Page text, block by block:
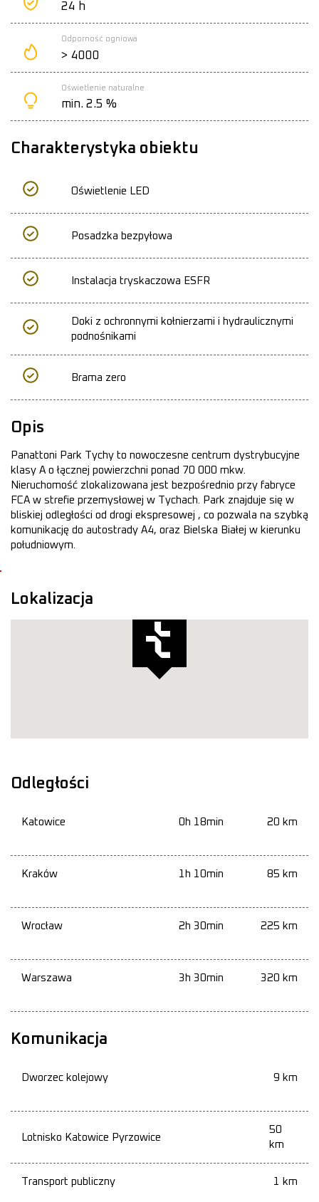
24 h
Odporność ogniowa
> 4000
Oświetlenie naturalne
min. 2.5 %
Charakterystyka obiektu
Oświetlenie LED
Posadzka bezpyłowa
Instalacja tryskaczowa ESFR
Doki z ochronnymi kołnierzami i hydraulicznymi
podnośnikami
Brama zero
Opis
Panattoni Park Tychy to nowoczesne centrum dystrybucyjne
klasy A o łącznej powierzchni ponad 70 000 mkw.
Nieruchomość zlokalizowana jest bezpośrednio przy fabryce
FCA w strefie przemysłowej w Tychach. Park znajduje się w
bliskiej odległości od drogi ekspresowej , co pozwala na szybką
komunikację do autostrady A4, oraz Bielska Białej w kierunku
południowym.
Lokalizacja
Odległości
Katowice 0h 18min 20 km
Kraków 1h 10min 85 km
Wrocław 2h 30min 225 km
Warszawa 3h 30min 320 km
Komunikacja
Dworzec kolejowy 9 km
Lotnisko Katowice Pyrzowice
50
km
Transport publiczny 1 km